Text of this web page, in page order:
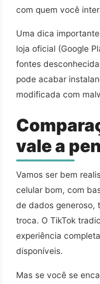
com quem você
Uma dica
loja oficial (Google
fontes
pode acabar
modificada com
vale a
Vamos ser bem
celular bom, com
de dados generoso,
troca. O TikTok
experiência
disponíveis.
Mas se você se